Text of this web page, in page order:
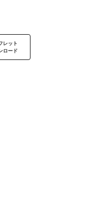
レット
ロード